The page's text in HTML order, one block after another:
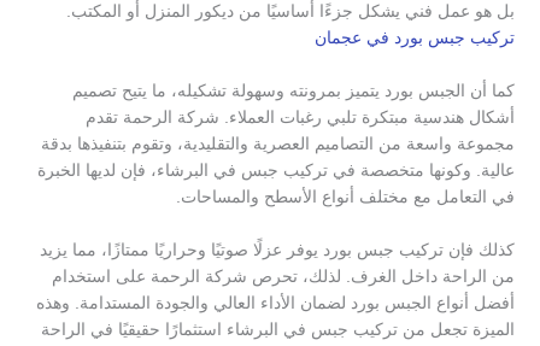
بل هو عمل فني يشكل جزءًا أساسيًا من ديكور المنزل أو المكتب.
تركيب جبس بورد في عجمان
كما أن الجبس بورد يتميز بمرونته وسهولة تشكيله، ما يتيح تصميم
أشكال هندسية مبتكرة تلبي رغبات العملاء. شركة الرحمة تقدم
مجموعة واسعة من التصاميم العصرية والتقليدية، وتقوم بتنفيذها بدقة
عالية. وكونها متخصصة في تركيب جبس في البرشاء، فإن لديها الخبرة
في التعامل مع مختلف أنواع الأسطح والمساحات.
كذلك فإن تركيب جبس بورد يوفر عزلًا صوتيًا وحراريًا ممتازًا، مما يزيد
من الراحة داخل الغرف. لذلك، تحرص شركة الرحمة على استخدام
أفضل أنواع الجبس بورد لضمان الأداء العالي والجودة المستدامة. وهذه
الميزة تجعل من تركيب جبس في البرشاء استثمارًا حقيقيًا في الراحة